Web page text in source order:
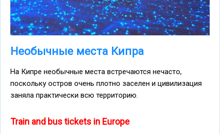
Необычные места Кипра
На Кипре необычные места встречаются нечасто,
поскольку остров очень плотно заселен и цивилизация
заняла практически всю территорию.
Train and bus tickets in Europe